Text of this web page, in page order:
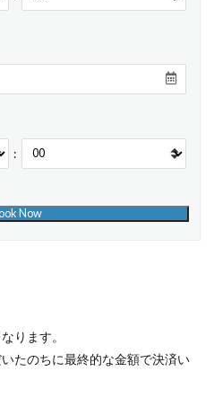
:
ります。
たのちに最終的な金額で決済い